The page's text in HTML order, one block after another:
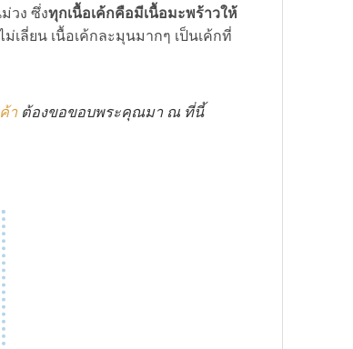
วง ซึ่งทุกเนื้อเค้กคือมีเนื้อมะพร้าวให้
เลี่ยน เนื้อเค้กละมุนมากๆ เป็นเค้กที่
าต้องขอขอบพระคุณมา ณ ที่นี้